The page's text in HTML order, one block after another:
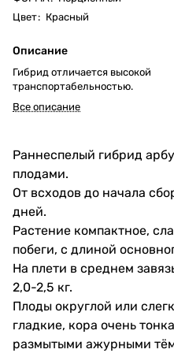
Цвет: Красный
Описание
Гибрид отличается высокой
транспортабельностью.
Все описание
Раннеспелый гибрид
плодами.
От всходов до начала
дней.
Растение компактное,
побеги, с длиной
На плети в среднем
2,0-2,5 кг.
Плоды округлой или
гладкие, кора очень
размытыми ажурными